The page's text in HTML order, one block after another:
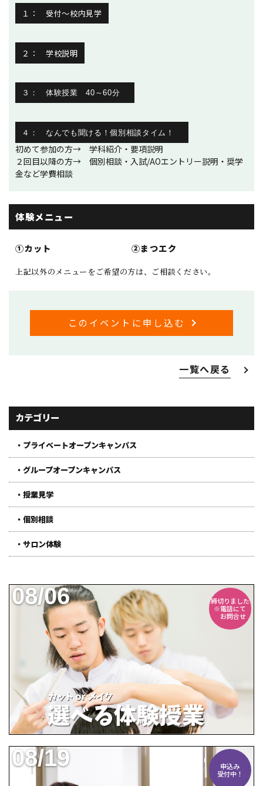
１： 受付～校内見学
２： 学校説明
３： 体験授業 40～60分
４： なんでも聞ける！個別相談タイム！
初めて参加の方→ 学科紹介・要項説明
２回目以降の方→ 個別相談・入試/AOエントリー説明・奨学
金など学費相談
体験メニュー
①カット ②まつエク
上記以外のメニューをご希望の方は、ご相談ください。
このイベントに申し込む
一覧へ戻る
カテゴリー
・プライベートオープンキャンパス
・グループオープンキャンパス
・授業見学
・個別相談
・サロン体験
締切りました
※電話にて
お問合せ
08/06
申込み
受付中！
08/19